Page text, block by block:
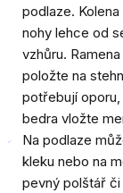
podlaze.
nohy lehce od
vzhůru.
položte na
potřebují
bedra vložte
Na podlaze
kleku nebo na
pevný polštář